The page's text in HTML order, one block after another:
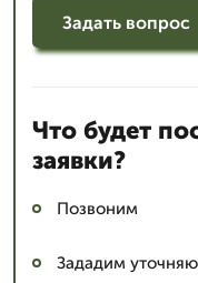
Задать вопрос
Что будет
заявки?
Позвоним
Зададим